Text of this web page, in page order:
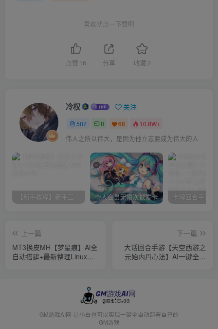
喜欢就点一下赞吧
点赞 16 分享 收藏 2
冷权 关注
507 0 68 10.8W+
伟人之所以伟大，是因为他立志要成为伟大的人
【新手教程】新手三分钟入门AI全自动搭建 个人会员无限次数发卡
上一篇
MT3换皮MH【梦星痕】Al全
自动搭建+最新整理Linux手
下一篇
大话回合手游【天空西游之
元始内丹心法】AI一键全自
GM游戏AI网-让小白也可以实现一键全自动部署自己的
GM游戏